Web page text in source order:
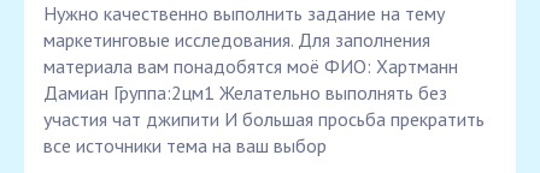
Нужно качественно выполнить задание на тему
маркетинговые исследования. Для заполнения
материала вам понадобятся моё ФИО: Хартманн
Дамиан Группа:2цм1 Желательно выполнять без
участия чат джипити И большая просьба прекратить
все источники тема на ваш выбор